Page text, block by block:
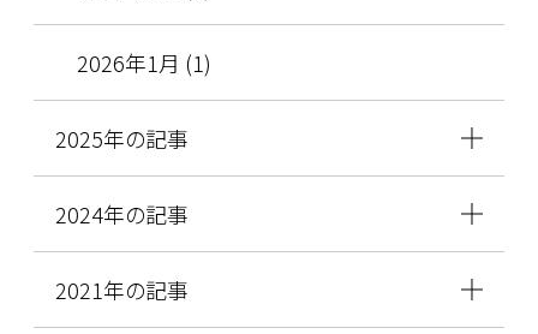
2026年1月 (1)
2025年の記事
2024年の記事
2021年の記事